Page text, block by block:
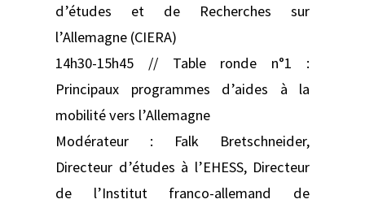
d’études et de Recherches sur
l’Allemagne (CIERA)
14h30-15h45 // Table ronde n°1 :
Principaux programmes d’aides à la
mobilité vers l’Allemagne
Modérateur : Falk Bretschneider,
Directeur d’études à l’EHESS, Directeur
de l’Institut franco-allemand de